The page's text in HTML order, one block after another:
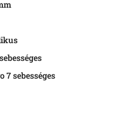
7 sebességes